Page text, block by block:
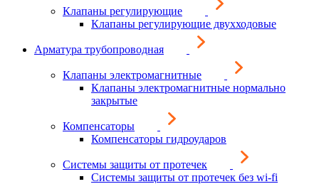
Клапаны регулирующие
Клапаны регулирующие двухходовые
Арматура трубопроводная
Клапаны электромагнитные
Клапаны электромагнитные нормально
закрытые
Компенсаторы
Компенсаторы гидроударов
Системы защиты от протечек
Системы защиты от протечек без wi-fi